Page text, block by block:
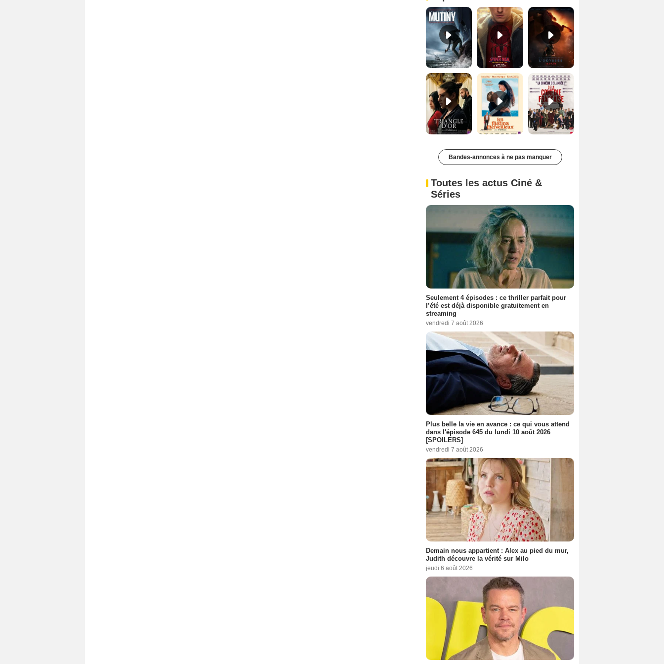
Le Triangle d'or Bande-annonce VF De la Comédie-Française Teaser VF
Bandes-annonces à ne pas manquer
Toutes les actus Ciné &
Séries
Seulement 4 épisodes : ce thriller parfait pour
l’été est déjà disponible gratuitement en
streaming
vendredi 7 août 2026
Plus belle la vie en avance : ce qui vous attend
dans l'épisode 645 du lundi 10 août 2026
[SPOILERS]
vendredi 7 août 2026
Demain nous appartient : Alex au pied du mur,
Judith découvre la vérité sur Milo
jeudi 6 août 2026